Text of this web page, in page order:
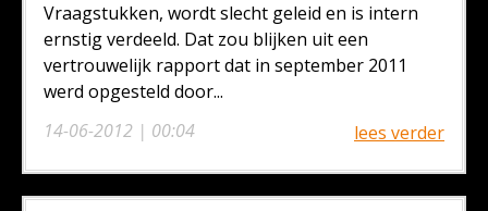
14-06-2012 | 00:04
Vraagstukken, wordt slecht geleid en is intern
ernstig verdeeld. Dat zou blijken uit een
vertrouwelijk rapport dat in september 2011
werd opgesteld door...
lees verder